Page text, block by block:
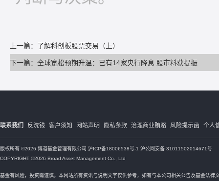
上一篇：了解科创板股票交易（上）
下一篇：全球宽松预期升温：已有14家央行降息 股市料获提振
联系我们 反洗钱 客户须知 网站声明 隐私条款 治理商业贿赂 风险提示函 个人
版权所有 ©2026 博道基金管理有限公司 沪ICP备18006538号-1 沪公网安备 31011502014671号
COPYRIGHT ©2026 Broad Asset Management Co., Ltd
基金有风险，投资需谨慎。本网站所有资讯与说明文字仅供参考，如有与本公司相关公告及基金法律